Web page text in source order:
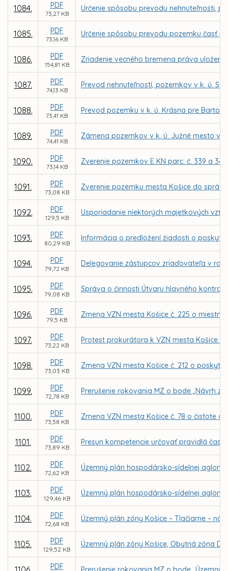
1084. PDF
73,27 KB
Určenie spôsobu prevodu nehnuteľnosti,
1085. PDF
73,16 KB
Určenie spôsobu prevodu pozemku časť
1086. PDF
154,81 KB
Zriadenie vecného bremena práva
1087. PDF
74,13 KB
Prevod nehnuteľností, pozemkov v k. ú.
1088. PDF
73,41 KB
Prevod pozemku v k. ú. Krásna pre
1089. PDF
74,41 KB
Zámena pozemkov v k. ú. Južné mesto vo
1090. PDF
73,14 KB
Zverenie pozemkov E KN parc. č. 339 a
1091. PDF
73,08 KB
Zverenie pozemku mesta Košice do
1092. PDF
129,5 KB
Usporiadanie niektorých majetkových
1093. PDF
80,29 KB
Informácia o predložení žiadosti o
1094. PDF
79,72 KB
Delegovanie zástupcov zriaďovateľa v
1095. PDF
79,08 KB
Správa o činnosti Útvaru hlavného
1096. PDF
79,5 KB
Zmena VZN mesta Košice č. 225 o
1097. PDF
73,22 KB
Protest prokurátora k VZN mesta Košice č.
1098. PDF
73,03 KB
Zmena VZN mesta Košice č. 212 o
1099. PDF
72,78 KB
Prerušenie rokovania MZ o bode „Návrh
1100. PDF
73,58 KB
Zmena VZN mesta Košice č. 78 o čistote a
1101. PDF
73,89 KB
Presun kompetencie určovať pravidlá
1102. PDF
72,62 KB
Územný plán hospodársko-sídelnej
1103. PDF
129,46 KB
Územný plán hospodársko-sídelnej
1104. PDF
72,68 KB
Územný plán zóny Košice – Tlačiarne –
1105. PDF
129,52 KB
Územný plán zóny Košice, Obytná zóna
PDF